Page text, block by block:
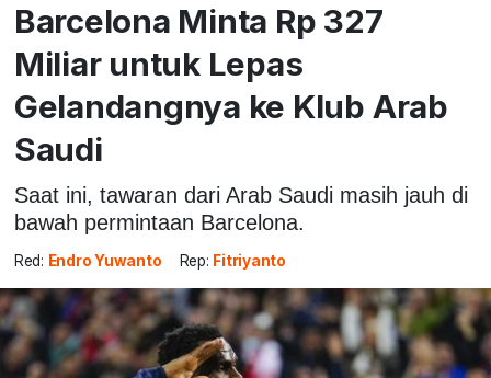
Barcelona Minta Rp 327
Miliar untuk Lepas
Gelandangnya ke Klub Arab
Saudi
Saat ini, tawaran dari Arab Saudi masih jauh di
bawah permintaan Barcelona.
Red: Endro Yuwanto Rep: Fitriyanto